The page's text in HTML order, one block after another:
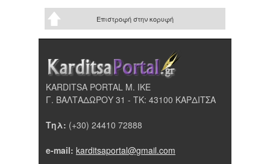
Επιστροφή στην κορυφή
KARDITSA PORTAL Μ. ΙΚΕ
Γ. ΒΑΛΤΑΔΩΡΟΥ 31 - ΤΚ: 43100 ΚΑΡΔΙΤΣΑ
Τηλ: (+30) 24410 72888
e-mail: karditsaportal@gmail.com